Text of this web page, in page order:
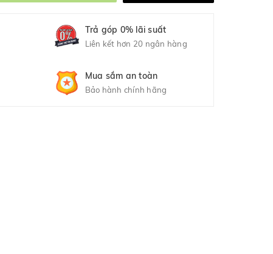
Trả góp 0% lãi suất
Liên kết hơn 20 ngân hàng
Mua sắm an toàn
Bảo hành chính hãng